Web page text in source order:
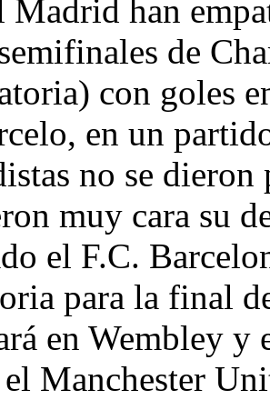
Madrid han
de
con goles
en un
no se
muy cara su
el F.C.
para la final
en Wembley y
el Manchester